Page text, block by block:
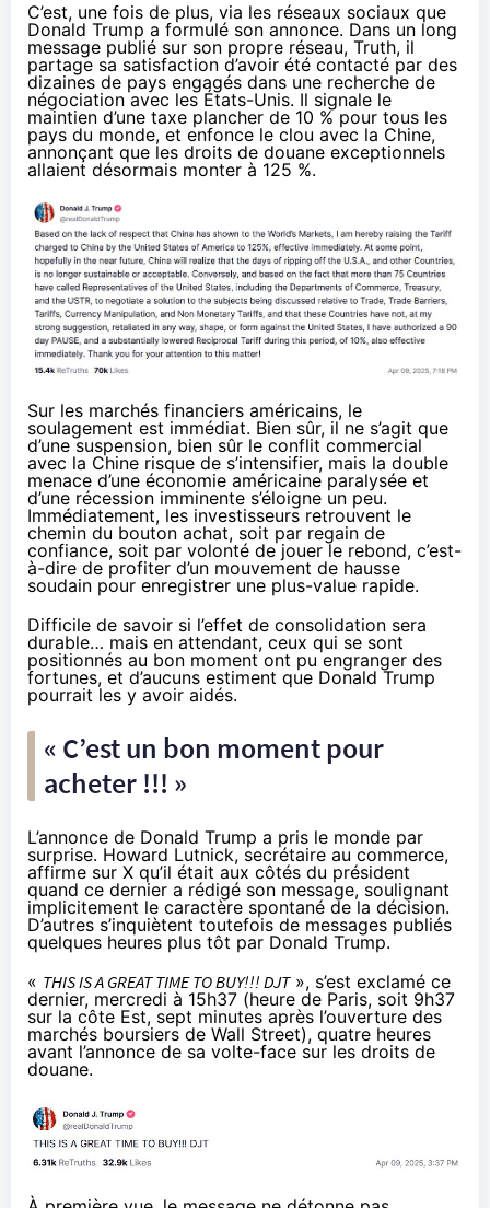
C’est, une fois de plus, via les réseaux sociaux que
Donald Trump a formulé son annonce. Dans un long
message publié sur son propre réseau, Truth, il
partage sa satisfaction d’avoir été contacté par des
dizaines de pays engagés dans une recherche de
négociation avec les États-Unis. Il signale le
maintien d’une taxe plancher de 10 % pour tous les
pays du monde, et enfonce le clou avec la Chine,
annonçant que les droits de douane exceptionnels
allaient désormais monter à 125 %.
Sur les marchés financiers américains, le
soulagement est immédiat. Bien sûr, il ne s’agit que
d’une suspension, bien sûr le conflit commercial
avec la Chine risque de s’intensifier, mais la double
menace d’une économie américaine paralysée et
d’une récession imminente s’éloigne un peu.
Immédiatement, les investisseurs retrouvent le
chemin du bouton achat, soit par regain de
confiance, soit par volonté de jouer le rebond, c’est-
à-dire de profiter d’un mouvement de hausse
soudain pour enregistrer une plus-value rapide.
Difficile de savoir si l’effet de consolidation sera
durable… mais en attendant, ceux qui se sont
positionnés au bon moment ont pu engranger des
fortunes, et d’aucuns estiment que Donald Trump
pourrait les y avoir aidés.
« C’est un bon moment pour
acheter !!! »
L’annonce de Donald Trump a pris le monde par
surprise. Howard Lutnick, secrétaire au commerce,
affirme sur X qu’il était aux côtés du président
quand ce dernier a rédigé son message, soulignant
implicitement le caractère spontané de la décision.
D’autres s’inquiètent toutefois de messages publiés
quelques heures plus tôt par Donald Trump.
« THIS IS A GREAT TIME TO BUY!!! DJT», s’est exclamé ce
dernier, mercredi à 15h37 (heure de Paris, soit 9h37
sur la côte Est, sept minutes après l’ouverture des
marchés boursiers de Wall Street), quatre heures
avant l’annonce de sa volte-face sur les droits de
douane.